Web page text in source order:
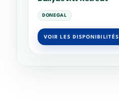
DONEGAL
VOIR LES DISPONIBILITÉS